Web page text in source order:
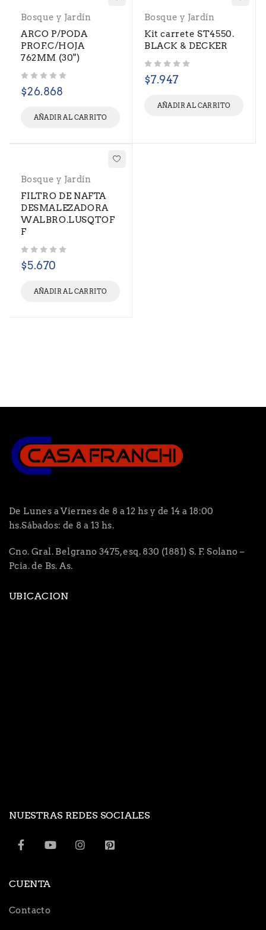
Bosque y Jardín
ARCO P/PODA
PROF.C/HOJA
762MM (30")
$26.868
AÑADIR AL CARRITO
Bosque y Jardín
Kit carrete ST4550.
BLACK & DECKER
$7.947
AÑADIR AL CARRITO
Bosque y Jardín
FILTRO DE NAFTA
DESMALEZADORA
WALBRO.LUSQTOF
F
$5.670
AÑADIR AL CARRITO
De Lunes a Viernes de 8 a 12 hs y de 14 a 18:00
hs.Sábados: de 8 a 13 hs.
Cno. Gral. Belgrano 3475, esq. 830 (1881) S. F. Solano –
Pcia. de Bs. As.
UBICACION
NUESTRAS REDES SOCIALES
CUENTA
Contacto